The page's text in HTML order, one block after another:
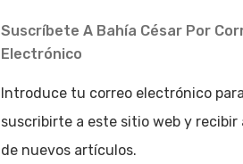
Suscríbete A Bahía César Por
Electrónico
Introduce tu correo electrónico para
suscribirte a este sitio web y recibir
de nuevos artículos.